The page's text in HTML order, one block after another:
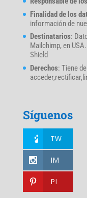
Finalidad de los
información de
Destinatarios:
Mailchimp, en
Shield
Derechos: Tiene
Síguenos
TW
IM
PI